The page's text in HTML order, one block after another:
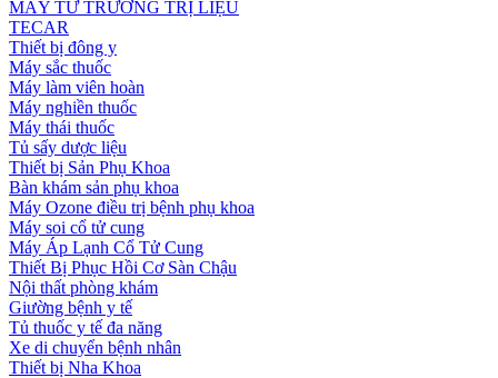
MÁY TỪ TRƯỜNG TRỊ LIỆU
TECAR
Thiết bị đông y
Máy sắc thuốc
Máy làm viên hoàn
Máy nghiền thuốc
Máy thái thuốc
Tủ sấy dược liệu
Thiết bị Sản Phụ Khoa
Bàn khám sản phụ khoa
Máy Ozone điều trị bệnh phụ khoa
Máy soi cổ tử cung
Máy Áp Lạnh Cổ Tử Cung
Thiết Bị Phục Hồi Cơ Sàn Chậu
Nội thất phòng khám
Giường bệnh y tế
Tủ thuốc y tế đa năng
Xe di chuyển bệnh nhân
Thiết bị Nha Khoa